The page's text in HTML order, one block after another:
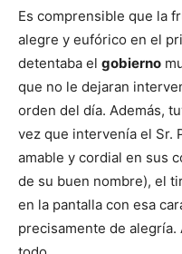
Es comprensible que la
alegre y eufórico en el
detentaba el gobierno
que no le dejaran
orden del día. Además,
vez que intervenía el Sr.
amable y cordial en sus
de su buen nombre), el
en la pantalla con esa
precisamente de